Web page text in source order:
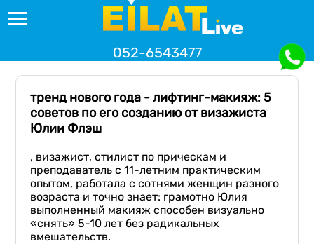
052-6543477
тренд нового года - лифтинг-макияж: 5
советов по его созданию от визажиста
Юлии Флэш
, визажист, стилист по прическам и
преподаватель с 11-летним практическим
опытом, работала с сотнями женщин разного
возраста и точно знает: грамотно Юлия
выполненный макияж способен визуально
«снять» 5-10 лет без радикальных
вмешательств.